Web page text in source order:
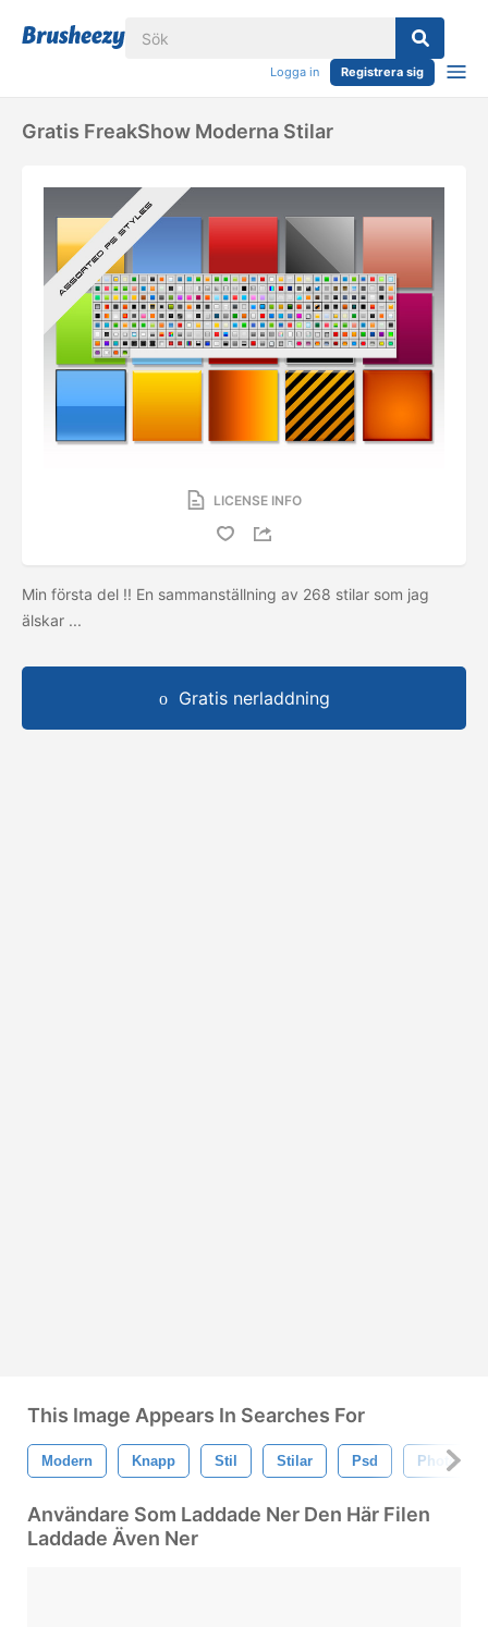
Logga in Registrera sig
Gratis FreakShow Moderna Stilar
LICENSE INFO
Min första del !! En sammanställning av 268 stilar som jag
älskar ...
Gratis nerladdning
This Image Appears In Searches For
Modern Knapp Stil Stilar Psd
Användare Som Laddade Ner Den Här Filen
Laddade Även Ner